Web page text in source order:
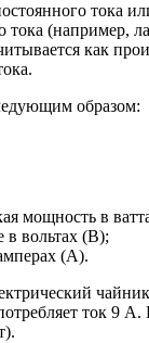
тока
тока (например,
как
образом:
мощность в
в вольтах (В);
(А).
ток 9